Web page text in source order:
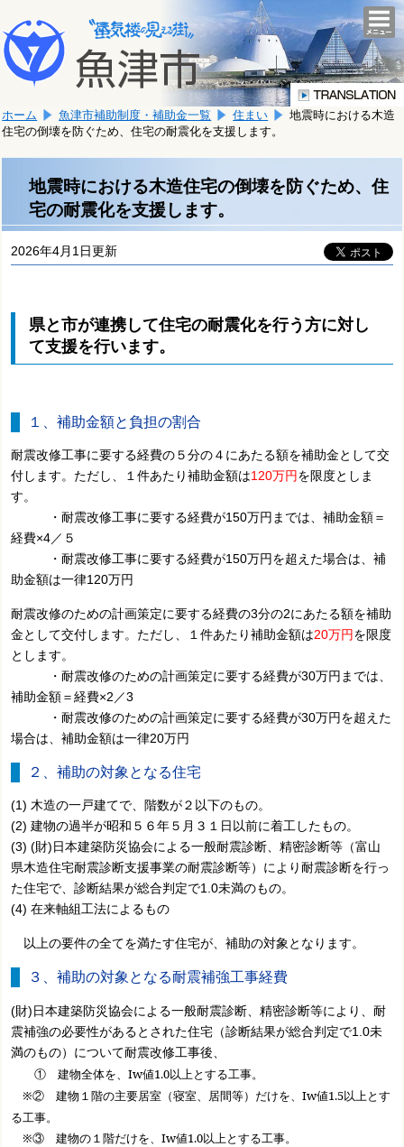
文
へ
移
ま
す。
こ
か
文
で
す。
ホーム 魚津市補助制度・補助金一覧 住まい
地震時における木造
住宅の倒壊を防ぐため、住宅の耐震化を支援します。
地震時における木造住宅の倒壊を防ぐため、住
宅の耐震化を支援します。
2026年4月1日更新
県と市が連携して住宅の耐震化を行う方に対し
て支援を行います。
１、補助金額と負担の割合
耐震改修工事に要する経費の５分の４にあたる額を補助金として交
付します。ただし、１件あたり補助金額は120万円を限度としま
す。
・耐震改修工事に要する経費が150万円までは、補助金額＝
経費×4／５
・耐震改修工事に要する経費が150万円を超えた場合は、補
助金額は一律120万円
耐震改修のための計画策定に要する経費の3分の2にあたる額を補助
金として交付します。ただし、１件あたり補助金額は20万円を限度
とします。
・耐震改修のための計画策定に要する経費が30万円までは、
補助金額＝経費×2／3
・耐震改修のための計画策定に要する経費が30万円を超えた
場合は、補助金額は一律20万円
２、補助の対象となる住宅
(1) 木造の一戸建てで、階数が２以下のもの。
(2) 建物の過半が昭和５６年５月３１日以前に着工したもの。
(3) (財)日本建築防災協会による一般耐震診断、精密診断等（富山
県木造住宅耐震診断支援事業の耐震診断等）により耐震診断を行っ
た住宅で、診断結果が総合判定で1.0未満のもの。
(4) 在来軸組工法によるもの
以上の要件の全てを満たす住宅が、補助の対象となります。
３、補助の対象となる耐震補強工事経費
(財)日本建築防災協会による一般耐震診断、精密診断等により、耐
震補強の必要性があるとされた住宅（診断結果が総合判定で1.0未
満のもの）について耐震改修工事後、
① 建物全体を、Iw値1.0以上とする工事。
※② 建物１階の主要居室（寝室、居間等）だけを、Iw値1.5以上とす
る工事。
※③ 建物の１階だけを、Iw値1.0以上とする工事。